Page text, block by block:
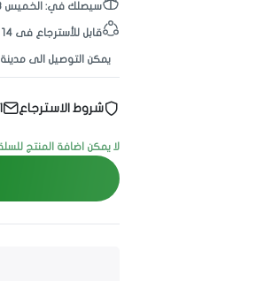
سيصلك في: الخميس ١٣ / أغسطس / ٢٠٢٦
قابل للأسترجاع فى 14 يوم
يمكن التوصيل الى مدينة
شروط الاسترجاع
لا يمكن اضافة المنتج